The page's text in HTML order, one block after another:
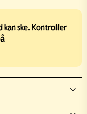
ske. Kontroller